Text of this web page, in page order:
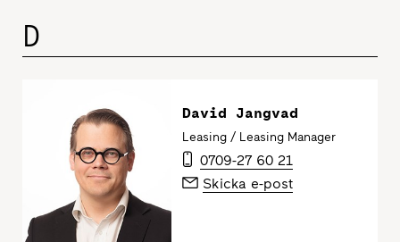
D
David Jangvad
Leasing / Leasing Manager
0709-27 60 21
Skicka e-post